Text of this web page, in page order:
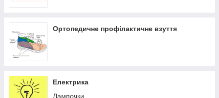
Стамески
Зубила, монтувалки
Ортопедичне профілактичне взуття
Електрика
Лампочки